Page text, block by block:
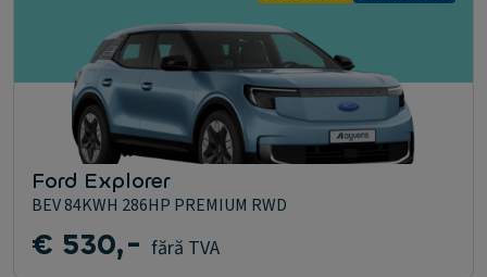
Ford Explorer
BEV 84KWH 286HP PREMIUM RWD
€ 530,- fără TVA